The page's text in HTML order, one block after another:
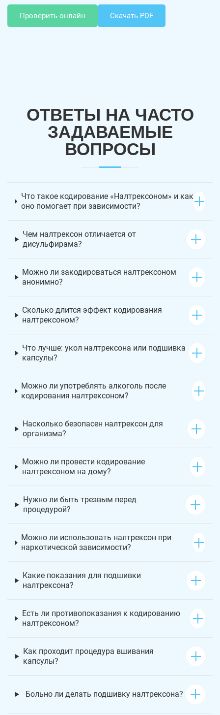
Проверить онлайн Скачать PDF
ОТВЕТЫ НА ЧАСТО
ЗАДАВАЕМЫЕ
ВОПРОСЫ
Что такое кодирование «Налтрексоном» и как
оно помогает при зависимости?
Чем налтрексон отличается от
дисульфирама?
Можно ли закодироваться налтрексоном
анонимно?
Сколько длится эффект кодирования
налтрексоном?
Что лучше: укол налтрексона или подшивка
капсулы?
Можно ли употреблять алкоголь после
кодирования налтрексоном?
Насколько безопасен налтрексон для
организма?
Можно ли провести кодирование
налтрексоном на дому?
Нужно ли быть трезвым перед
процедурой?
Можно ли использовать налтрексон при
наркотической зависимости?
Какие показания для подшивки
налтрексона?
Есть ли противопоказания к кодированию
налтрексоном?
Как проходит процедура вшивания
капсулы?
Больно ли делать подшивку налтрексона?